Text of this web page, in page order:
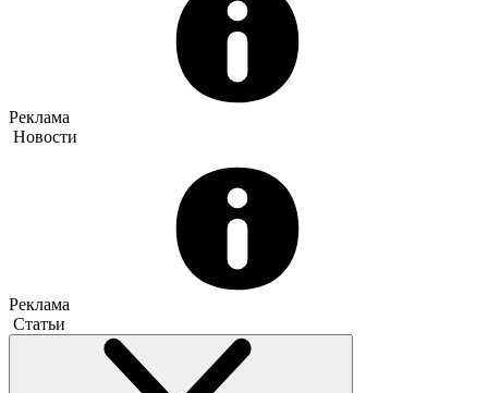
Реклама
Новости
Реклама
Статьи